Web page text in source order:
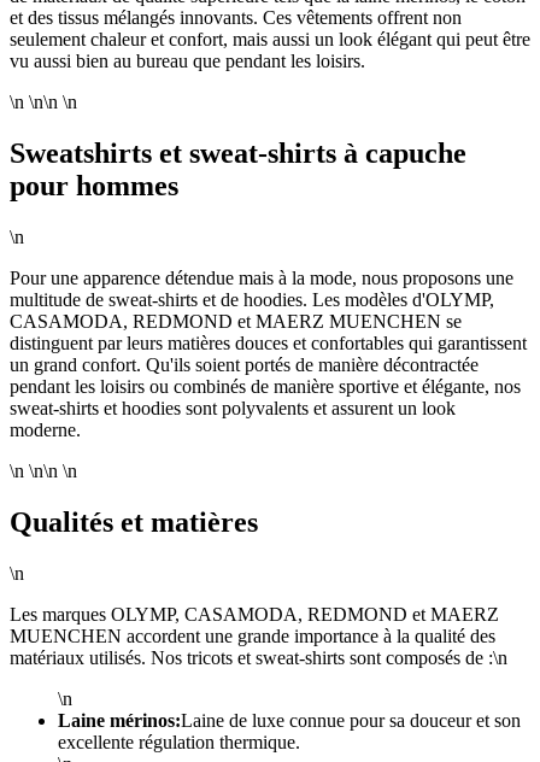
et des tissus mélangés innovants. Ces vêtements offrent non
seulement chaleur et confort, mais aussi un look élégant qui peut être
vu aussi bien au bureau que pendant les loisirs.
\n \n\n \n
Sweatshirts et sweat-shirts à capuche
pour hommes
\n
Pour une apparence détendue mais à la mode, nous proposons une
multitude de sweat-shirts et de hoodies. Les modèles d'OLYMP,
CASAMODA, REDMOND et MAERZ MUENCHEN se
distinguent par leurs matières douces et confortables qui garantissent
un grand confort. Qu'ils soient portés de manière décontractée
pendant les loisirs ou combinés de manière sportive et élégante, nos
sweat-shirts et hoodies sont polyvalents et assurent un look
moderne.
\n \n\n \n
Qualités et matières
\n
Les marques OLYMP, CASAMODA, REDMOND et MAERZ
MUENCHEN accordent une grande importance à la qualité des
matériaux utilisés. Nos tricots et sweat-shirts sont composés de :\n
\n
Laine mérinos:Laine de luxe connue pour sa douceur et son
excellente régulation thermique.